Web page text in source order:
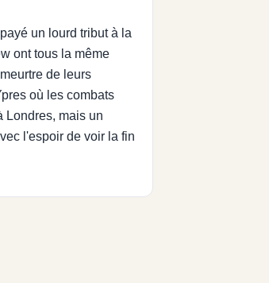
un lourd tribut à la
ont tous la même
de leurs
où les combats
Londres, mais un
l'espoir de voir la fin